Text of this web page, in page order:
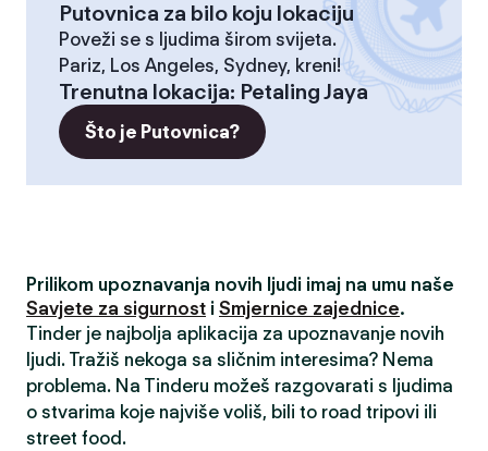
Putovnica za bilo koju lokaciju
Poveži se s ljudima širom svijeta.
Pariz, Los Angeles, Sydney, kreni!
Trenutna lokacija: Petaling Jaya
Što je Putovnica?
Prilikom upoznavanja novih ljudi imaj na umu naše
Savjete za sigurnost i Smjernice zajednice.
Tinder je najbolja aplikacija za upoznavanje novih
ljudi. Tražiš nekoga sa sličnim interesima? Nema
problema. Na Tinderu možeš razgovarati s ljudima
o stvarima koje najviše voliš, bili to road tripovi ili
street food.